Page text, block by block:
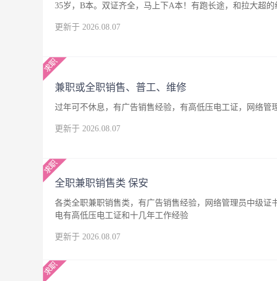
35岁，B本。双证齐全，马上下A本！有跑长途，和拉大超
更新于 2026.08.07
兼职或全职销售、普工、维修
过年可不休息，有广告销售经验，有高低压电工证，网络管
更新于 2026.08.07
全职兼职销售类 保安
各类全职兼职销售类，有广告销售经验，网络管理员中级
电有高低压电工证和十几年工作经验
更新于 2026.08.07